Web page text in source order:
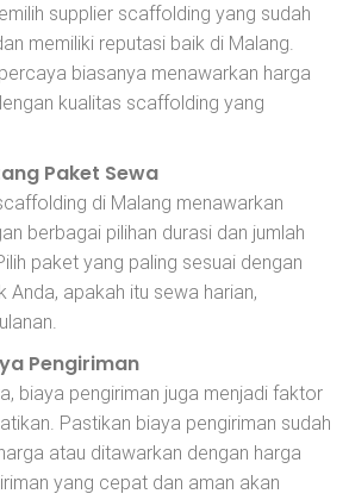
supplier scaffolding yang sudah
memiliki reputasi baik di Malang.
biasanya menawarkan harga
kualitas scaffolding yang
Paket Sewa
di Malang menawarkan
berbagai pilihan durasi dan jumlah
paket yang paling sesuai dengan
Anda, apakah itu sewa harian,
Pengiriman
biaya pengiriman juga menjadi faktor
Pastikan biaya pengiriman sudah
atau ditawarkan dengan harga
yang cepat dan aman akan